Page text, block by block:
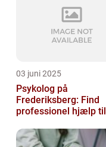
03 juni 2025
Psykolog på
Frederiksberg: Find
professionel hjælp til